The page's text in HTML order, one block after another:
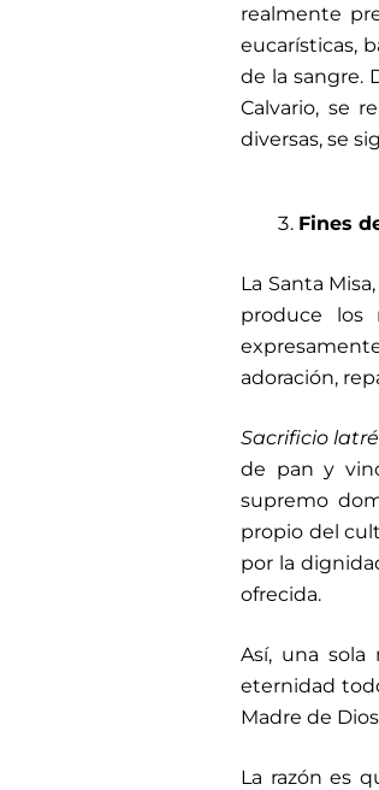
realmente
eucarísticas,
de la sangre.
Calvario, se
diversas, se
Fines
La Santa
produce los
adoración,
Sacrificio
de pan y
supremo
propio del
por la
ofrecida.
Así, una
eternidad
Madre de
La razón es